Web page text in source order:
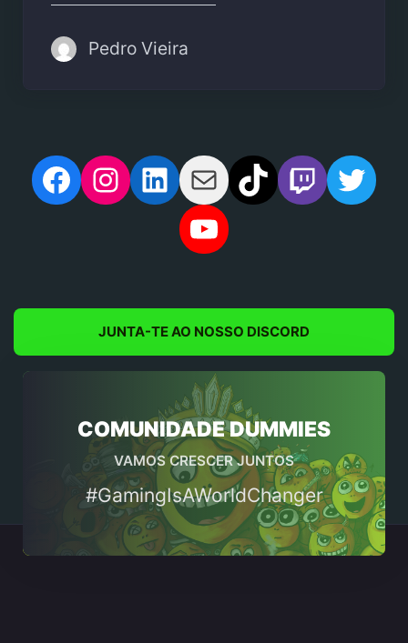
Pedro Vieira
Facebook
Instagram
LinkedIn
MailTikTokTwitch
YouTube
JUNTA-TE AO NOSSO DISCORD
COMUNIDADE DUMMIES
VAMOS CRESCER JUNTOS
#GamingIsAWorldChanger